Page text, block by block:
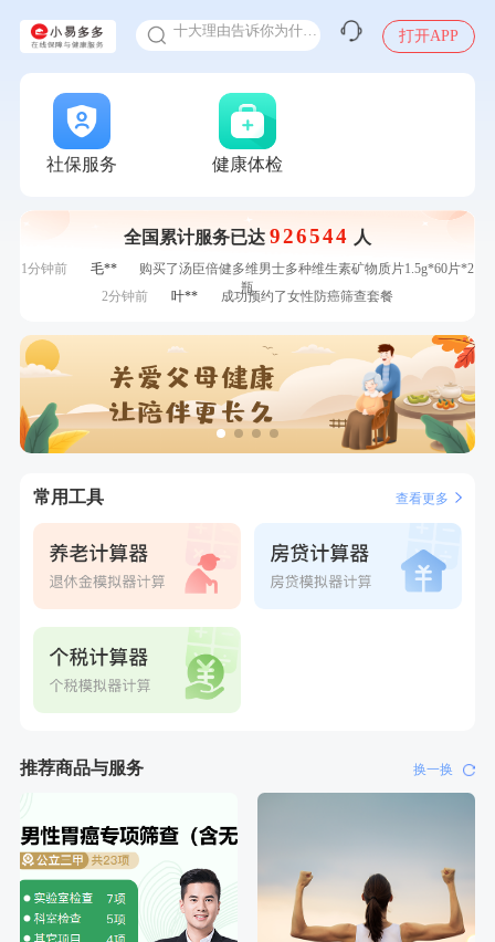
感染人偏肺病毒就会得肺炎吗
入职体检在线预约
甲状腺癌怎么筛查
打开APP
社保服务 健康体检
全国累计服务已达 926544 人
7分钟前 袁**
购买了美的体重秤 MO-CW5 白色
赵*
购买了油米有福B款
成功预约了女性VIP体检套餐
成功预约了女性VIP体检套餐
1分钟前
陆**
购买了固本堂阿胶糕传统口味400g
1分钟前
毛**
购买了汤臣倍健多维男士多种维生素矿物质片1.5g*60片*2
瓶
2分钟前 叶**
成功预约了女性防癌筛查套餐
4分钟前
购买了七年五季黑咖啡速溶低脂无添加蔗糖美式咖啡粉
24g*2盒
4分钟前 谭**
购买了中粮可益康红豆薏米粉500g
6分钟前
王**
成功预约了企业招工体检套餐
6分钟前
成功预约了男性婚前体检基础套餐
刚刚
成功预约了女性VIP体检套餐
常用工具 查看更多
推荐商品与服务 换一换